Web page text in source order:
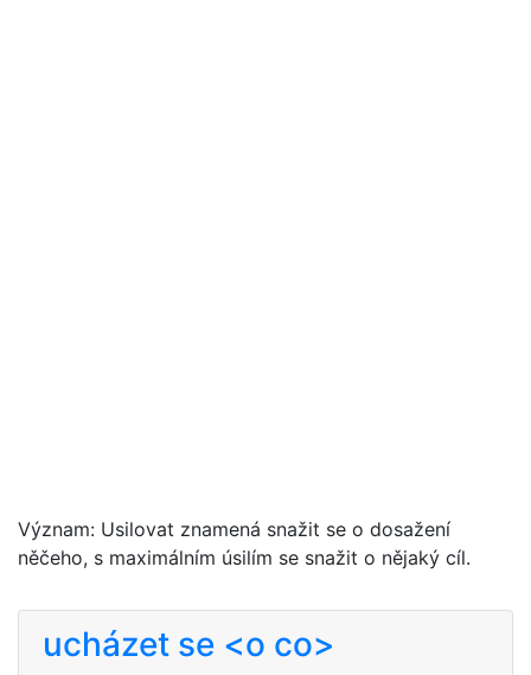
Význam: Usilovat znamená snažit se o dosažení
něčeho, s maximálním úsilím se snažit o nějaký cíl.
ucházet se <o co>